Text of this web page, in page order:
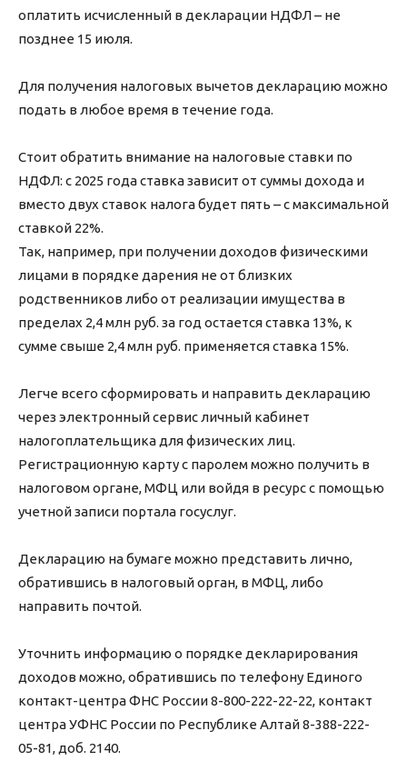
оплатить исчисленный в декларации НДФЛ – не
позднее 15 июля.
Для получения налоговых вычетов декларацию можно
подать в любое время в течение года.
Стоит обратить внимание на налоговые ставки по
НДФЛ: с 2025 года ставка зависит от суммы дохода и
вместо двух ставок налога будет пять – с максимальной
ставкой 22%.
Так, например, при получении доходов физическими
лицами в порядке дарения не от близких
родственников либо от реализации имущества в
пределах 2,4 млн руб. за год остается ставка 13%, к
сумме свыше 2,4 млн руб. применяется ставка 15%.
Легче всего сформировать и направить декларацию
через электронный сервис личный кабинет
налогоплательщика для физических лиц.
Регистрационную карту с паролем можно получить в
налоговом органе, МФЦ или войдя в ресурс с помощью
учетной записи портала госуслуг.
Декларацию на бумаге можно представить лично,
обратившись в налоговый орган, в МФЦ, либо
направить почтой.
Уточнить информацию о порядке декларирования
доходов можно, обратившись по телефону Единого
контакт-центра ФНС России 8-800-222-22-22, контакт
центра УФНС России по Республике Алтай 8-388-222-
05-81, доб. 2140.